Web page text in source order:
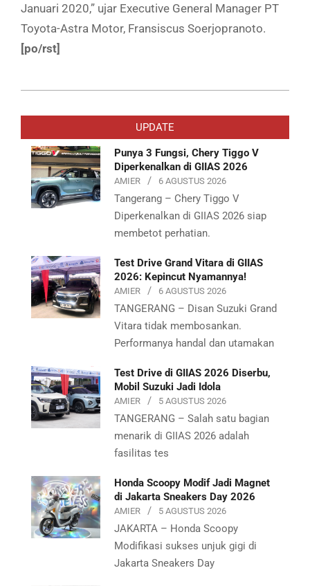
Januari 2020,” ujar Executive General Manager PT
Toyota-Astra Motor, Fransiscus Soerjopranoto.
[po/rst]
10-
UPDATE
Punya 3 Fungsi, Chery Tiggo V
Diperkenalkan di GIIAS 2026
AMIER 6 AGUSTUS 2026
Tangerang – Chery Tiggo V
Diperkenalkan di GIIAS 2026 siap
membetot perhatian.
Test Drive Grand Vitara di GIIAS
2026: Kepincut Nyamannya!
AMIER 6 AGUSTUS 2026
TANGERANG – Disan Suzuki Grand
Vitara tidak membosankan.
Performanya handal dan utamakan
Test Drive di GIIAS 2026 Diserbu,
Mobil Suzuki Jadi Idola
AMIER 5 AGUSTUS 2026
TANGERANG – Salah satu bagian
menarik di GIIAS 2026 adalah
fasilitas tes
Honda Scoopy Modif Jadi Magnet
di Jakarta Sneakers Day 2026
AMIER 5 AGUSTUS 2026
JAKARTA – Honda Scoopy
Modifikasi sukses unjuk gigi di
Jakarta Sneakers Day